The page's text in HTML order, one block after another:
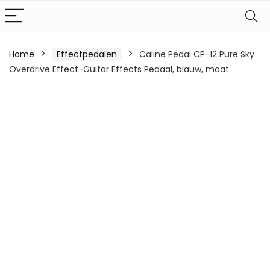
Home Effectpedalen
Caline Pedal CP-12 Pure Sky
Overdrive Effect-Guitar Effects Pedaal, blauw, maat